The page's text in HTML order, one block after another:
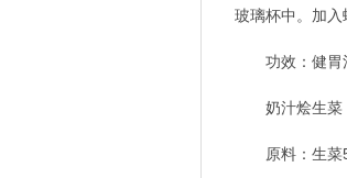
玻璃杯中。加入
功效：健胃
奶汁烩生菜
原料：生